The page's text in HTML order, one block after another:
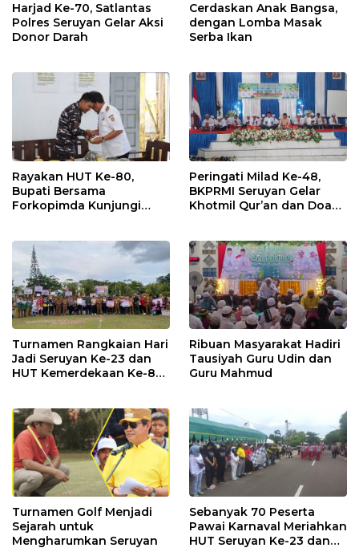
Harjad Ke-70, Satlantas
Polres Seruyan Gelar Aksi
Donor Darah
Cerdaskan Anak Bangsa,
dengan Lomba Masak
Serba Ikan
Rayakan HUT Ke-80,
Bupati Bersama
Forkopimda Kunjungi
Peringati Milad Ke-48,
BKPRMI Seruyan Gelar
Khotmil Qur’an dan Doa
Turnamen Rangkaian Hari
Jadi Seruyan Ke-23 dan
HUT Kemerdekaan Ke-80
Ribuan Masyarakat Hadiri
Tausiyah Guru Udin dan
Guru Mahmud
Turnamen Golf Menjadi
Sejarah untuk
Mengharumkan Seruyan
Sebanyak 70 Peserta
Pawai Karnaval Meriahkan
HUT Seruyan Ke-23 dan